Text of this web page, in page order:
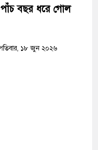
আহ্বান
পাঁচ বছর ধরে গোল
১৮ জুন ২০২৬